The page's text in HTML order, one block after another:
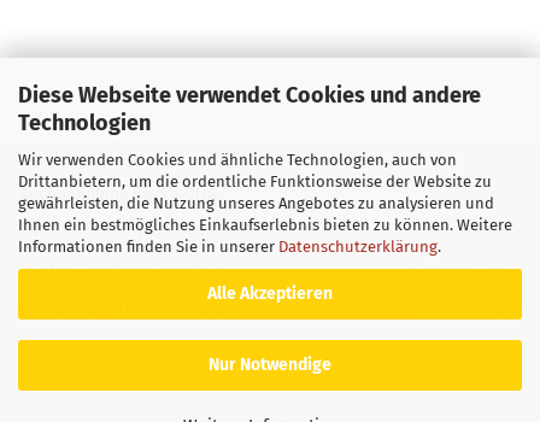
Diese Webseite verwendet Cookies und andere
Technologien
Wir verwenden Cookies und ähnliche Technologien, auch von
Drittanbietern, um die ordentliche Funktionsweise der Website zu
gewährleisten, die Nutzung unseres Angebotes zu analysieren und
Ihnen ein bestmögliches Einkaufserlebnis bieten zu können. Weitere
Informationen finden Sie in unserer Datenschutzerklärung.
Alle Akzeptieren
Nur Notwendige
Buchhandlung Soyka OHG
E-Mailinfo@soyka-berlin.de
Telefon +49 (0) 30 802 73 41
Impressum
Widerrufsrecht
Sitemap/AGB